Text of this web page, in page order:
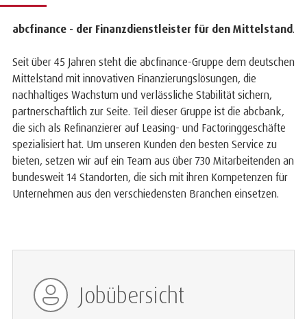
abcfinance - der Finanzdienstleister für den Mittelstand.
Seit über 45 Jahren steht die abcfinance-Gruppe dem deutschen
Mittelstand mit innovativen Finanzierungslösungen, die
nachhaltiges Wachstum und verlässliche Stabilität sichern,
partnerschaftlich zur Seite. Teil dieser Gruppe ist die abcbank,
die sich als Refinanzierer auf Leasing- und Factoringgeschäfte
spezialisiert hat. Um unseren Kunden den besten Service zu
bieten, setzen wir auf ein Team aus über 730 Mitarbeitenden an
bundesweit 14 Standorten, die sich mit ihren Kompetenzen für
Unternehmen aus den verschiedensten Branchen einsetzen.
Jobübersicht